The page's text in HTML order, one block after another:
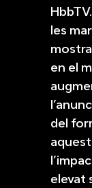
les
en el
del
elevat